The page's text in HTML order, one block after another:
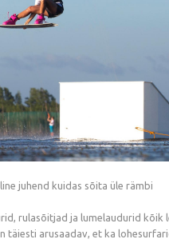
juhend kuidas sõita üle rämbi
rulasõitjad ja lumelaudurid kõik
täiesti arusaadav, et ka